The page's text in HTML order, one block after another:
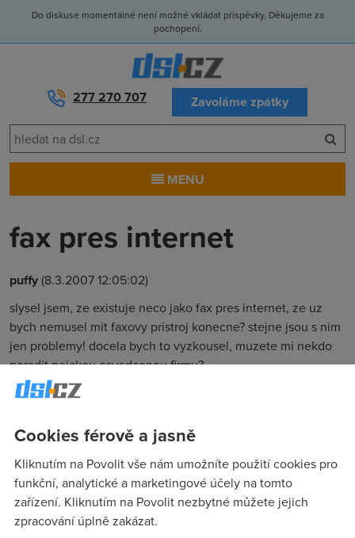
Do diskuse momentálně není možné vkládat příspěvky. Děkujeme za
pochopení.
277 270 707 Zavoláme zpátky
MENU
fax pres internet
puffy(8.3.2007 12:05:02)
slysel jsem, ze existuje neco jako fax pres internet, ze uz
bych nemusel mit faxovy pristroj konecne? stejne jsou s nim
jen problemy! docela bych to vyzkousel, muzete mi nekdo
poradit nejakou osvedcenou firmu?
poridil si fax pres internet od firmy Popfax, mam ho asi mesic
a jsem s nim fakt spokojenej, zatim nebyl vubec zadnej
problem, tak doufam, ze to tak bude pokracovat.. koukni na
jejich stranky www.popfax.com a uvidis sam
Cookies férově a jasně
Kliknutím na Povolit vše nám umožníte použití cookies pro
funkční, analytické a marketingové účely na tomto
zařízení. Kliknutím na Povolit nezbytné můžete jejich
zpracování úplně zakázat.